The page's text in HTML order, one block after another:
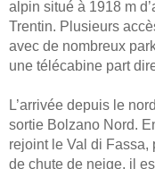
alpin situé à 1918 m
Trentin. Plusieurs
avec de nombreux
une télécabine part
L’arrivée depuis le
sortie Bolzano Nord.
rejoint le Val di
de chute de neige, il